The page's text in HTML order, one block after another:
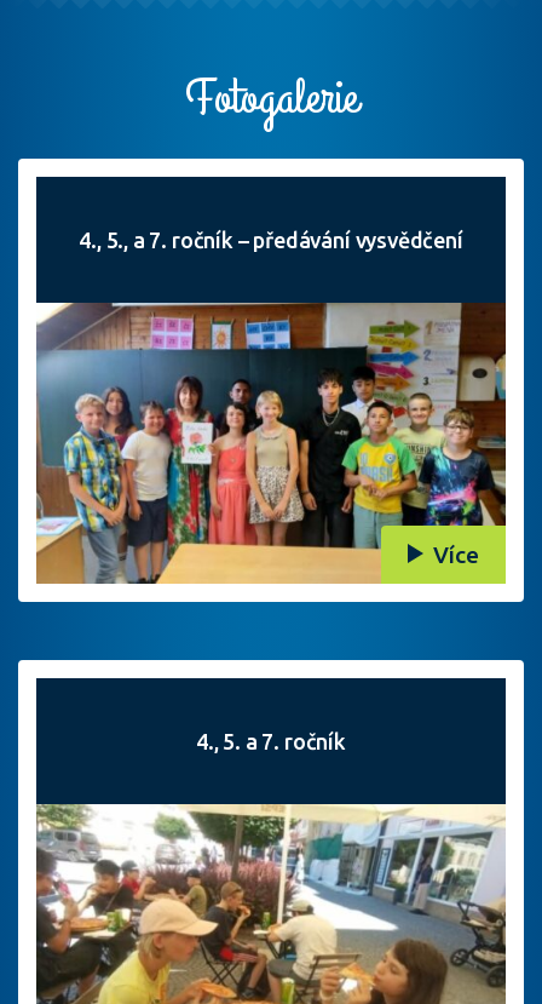
Fotogalerie
4., 5., a 7. ročník – předávání vysvědčení
Více
4., 5. a 7. ročník